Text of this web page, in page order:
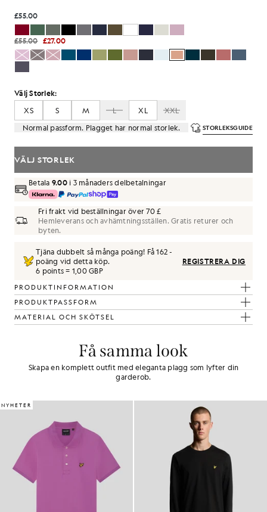
£55.00
£55.00 £27.00
Välj Storlek:
XS
S M L XL
XXL
Normal passform. Plagget har normal storlek.
STORLEKSGUIDE
VÄLJ STORLEK
Betala 9.00i 3 månaders delbetalningar
Fri frakt vid beställningar över 70 £
Hemleverans och avhämtningsställen. Gratis returer och
byten.
Tjäna dubbelt så många poäng! Få162-
poäng vid detta köp.
6 points = 1,00 GBP
REGISTRERA DIG
PRODUKTINFORMATION
PRODUKTPASSFORM
MATERIAL OCH SKÖTSEL
Få samma look
Skapa en komplett outfit med eleganta plagg som lyfter din
garderob.
NYHETER